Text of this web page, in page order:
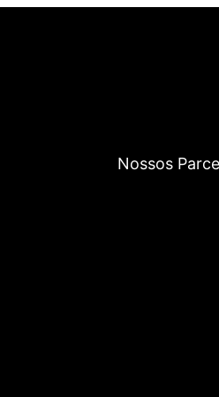
Nossos